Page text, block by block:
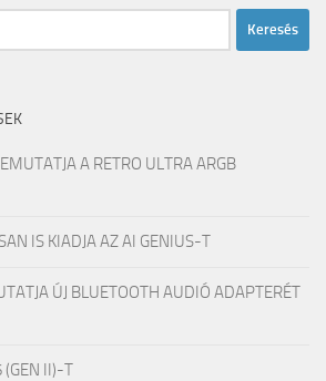
A RETRO ULTRA ARGB
IS KIADJA AZ AI GENIUS-T
ÚJ BLUETOOTH AUDIÓ ADAPTERÉT
(GEN II)-T